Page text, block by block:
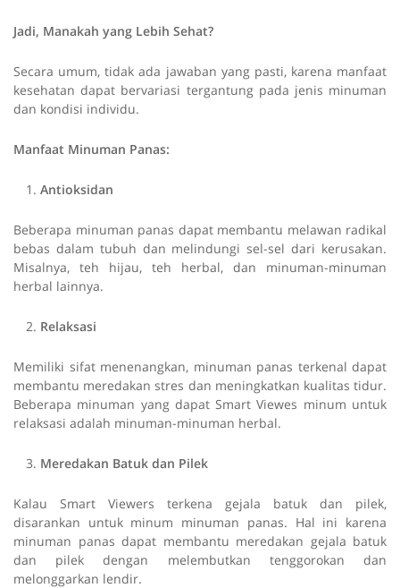
Jadi, Manakah yang Lebih Sehat?
Secara umum, tidak ada jawaban yang pasti, karena manfaat
kesehatan dapat bervariasi tergantung pada jenis minuman
dan kondisi individu.
Manfaat Minuman Panas:
Antioksidan
Beberapa minuman panas dapat membantu melawan radikal
bebas dalam tubuh dan melindungi sel-sel dari kerusakan.
Misalnya, teh hijau, teh herbal, dan minuman-minuman
herbal lainnya.
Relaksasi
Memiliki sifat menenangkan, minuman panas terkenal dapat
membantu meredakan stres dan meningkatkan kualitas tidur.
Beberapa minuman yang dapat Smart Viewes minum untuk
relaksasi adalah minuman-minuman herbal.
Meredakan Batuk dan Pilek
Kalau Smart Viewers terkena gejala batuk dan pilek,
disarankan untuk minum minuman panas. Hal ini karena
minuman panas dapat membantu meredakan gejala batuk
dan pilek dengan melembutkan tenggorokan dan
melonggarkan lendir.